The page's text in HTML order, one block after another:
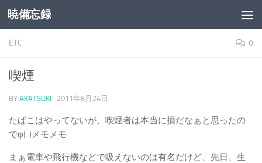
コンテンツへスキップ
暁備忘録
ETC 0
喫煙
BY AKATSUKI · 2011年6月24日
たばこはやってないが、喫煙者は本当に損だなぁと思ったの
でφ(..)メモメモ
まぁ電車や飛行機などで吸えないのは有名だけど、先日、生